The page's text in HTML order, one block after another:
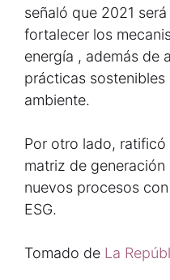
señaló que 2021
fortalecer los
energía , además de
prácticas
ambiente.
Por otro lado,
matriz de
nuevos procesos
ESG.
Tomado de La